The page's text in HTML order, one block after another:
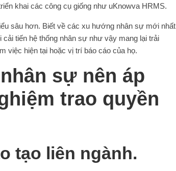
khai các công cụ giống như uKnowva HRMS.
sâu hơn. Biết về các xu hướng nhân sự mới nhất
tiến hệ thống nhân sự như vậy mang lại trải
việc hiện tại hoặc vị trí báo cáo của họ.
sự nên áp
trao quyền
tạo liên ngành.